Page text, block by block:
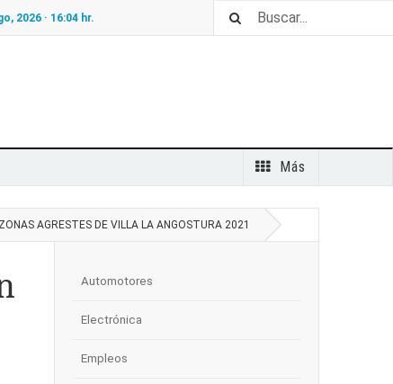
2026 · 16:04 hr.
Más
AGRESTES DE VILLA LA ANGOSTURA 2021
Automotores
Electrónica
Empleos